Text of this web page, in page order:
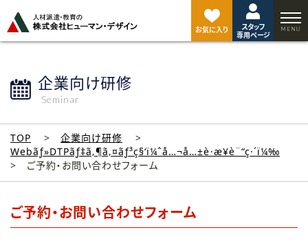
お気に入り
スタッフ
専用ページ
企業向け研修
Seminar
TOP
企業向け研修
Webãƒ»DTPãƒ‡ã‚¶ã‚¤ãƒ³ç§‘ï¼ˆå…¬å…±è·æ¥­è¨“ç·´ï¼‰
ご予約・お問い合わせフォーム
ご予約・お問い合わせフォーム
ジ
ト